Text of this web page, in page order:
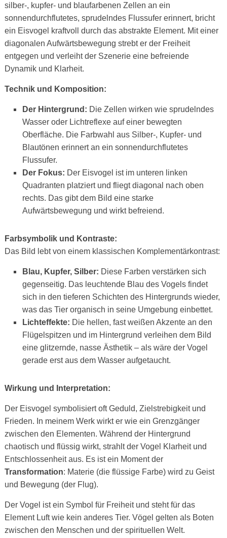
silber-, kupfer- und blaufarbenen Zellen an ein
sonnendurchflutetes, sprudelndes Flussufer erinnert, bricht
ein Eisvogel kraftvoll durch das abstrakte Element. Mit einer
diagonalen Aufwärtsbewegung strebt er der Freiheit
entgegen und verleiht der Szenerie eine befreiende
Dynamik und Klarheit.
Technik und Komposition:
Der Hintergrund: Die Zellen wirken wie sprudelndes
Wasser oder Lichtreflexe auf einer bewegten
Oberfläche. Die Farbwahl aus Silber-, Kupfer- und
Blautönen erinnert an ein sonnendurchflutetes
Flussufer.
Der Fokus: Der Eisvogel ist im unteren linken
Quadranten platziert und fliegt diagonal nach oben
rechts. Das gibt dem Bild eine starke
Aufwärtsbewegung und wirkt befreiend.
Farbsymbolik und Kontraste:
Das Bild lebt von einem klassischen Komplementärkontrast:
Blau, Kupfer, Silber: Diese Farben verstärken sich
gegenseitig. Das leuchtende Blau des Vogels findet
sich in den tieferen Schichten des Hintergrunds wieder,
was das Tier organisch in seine Umgebung einbettet.
Lichteffekte: Die hellen, fast weißen Akzente an den
Flügelspitzen und im Hintergrund verleihen dem Bild
eine glitzernde, nasse Ästhetik – als wäre der Vogel
gerade erst aus dem Wasser aufgetaucht.
Wirkung und Interpretation:
Der Eisvogel symbolisiert oft Geduld, Zielstrebigkeit und
Frieden. In meinem Werk wirkt er wie ein Grenzgänger
zwischen den Elementen. Während der Hintergrund
chaotisch und flüssig wirkt, strahlt der Vogel Klarheit und
Entschlossenheit aus. Es ist ein Moment der
Transformation: Materie (die flüssige Farbe) wird zu Geist
und Bewegung (der Flug).
Der Vogel ist ein Symbol für Freiheit und steht für das
Element Luft wie kein anderes Tier. Vögel gelten als Boten
zwischen den Menschen und der spirituellen Welt.